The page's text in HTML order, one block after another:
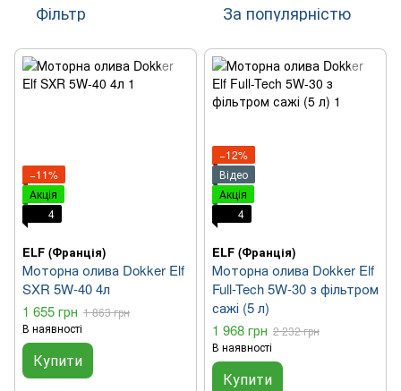
Фільтр За популярністю
−11%
Акція
4
ELF (Франція)
Моторна олива Dokker Elf
SXR 5W-40 4л
1 655 грн 1 863 грн
В наявності
Купити
−12%
Відео
Акція
4
ELF (Франція)
Моторна олива Dokker Elf
Full-Tech 5W-30 з фільтром
сажі (5 л)
1 968 грн 2 232 грн
В наявності
Купити